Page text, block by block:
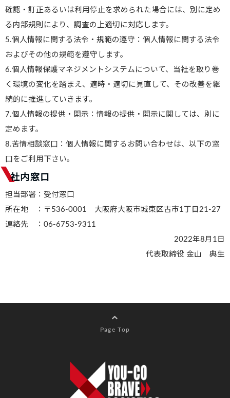
確認・訂正あるいは利用停止を求められた場合には、別に定め
る内部規則により、調査の上適切に対応します。
5.個人情報に関する法令・規範の遵守：個人情報に関する法令
およびその他の規範を遵守します。
6.個人情報保護マネジメントシステムについて、当社を取り巻
く環境の変化を踏まえ、適時・適切に見直して、その改善を継
続的に推進していきます。
7.個人情報の提供・開示：情報の提供・開示に関しては、別に
定めます。
8.苦情相談窓口：個人情報に関するお問い合わせは、以下の窓
口をご利用下さい。
社内窓口
担当部署：受付窓口
所在地 ：〒536-0001 大阪府大阪市城東区古市1丁目21-27
連絡先 ：06-6753-9311
2022年8月1日
代表取締役 金山 典生
Page Top